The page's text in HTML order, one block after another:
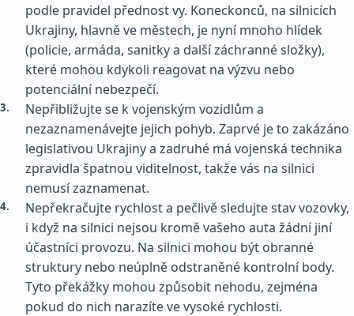
podle pravidel přednost vy. Koneckonců, na silnicích
Ukrajiny, hlavně ve městech, je nyní mnoho hlídek
(policie, armáda, sanitky a další záchranné složky),
které mohou kdykoli reagovat na výzvu nebo
potenciální nebezpečí.
Nepřibližujte se k vojenským vozidlům a
nezaznamenávejte jejich pohyb. Zaprvé je to zakázáno
legislativou Ukrajiny a zadruhé má vojenská technika
zpravidla špatnou viditelnost, takže vás na silnici
nemusí zaznamenat.
Nepřekračujte rychlost a pečlivě sledujte stav vozovky,
i když na silnici nejsou kromě vašeho auta žádní jiní
účastníci provozu. Na silnici mohou být obranné
struktury nebo neúplně odstraněné kontrolní body.
Tyto překážky mohou způsobit nehodu, zejména
pokud do nich narazíte ve vysoké rychlosti.